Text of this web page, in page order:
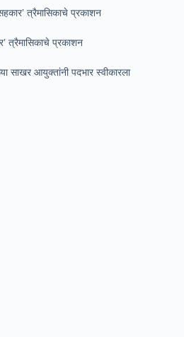
त्रैमासिकाचे प्रकाशन
त्रैमासिकाचे प्रकाशन
साखर आयुक्तांनी पदभार स्वीकारला